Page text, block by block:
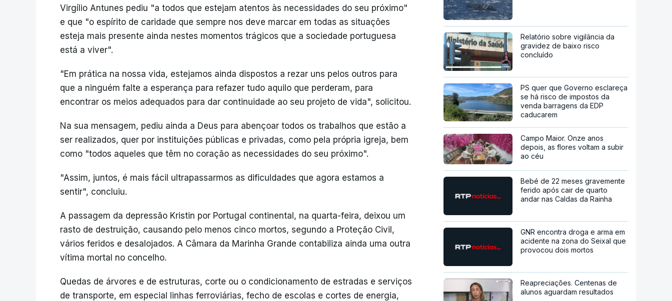
Virgílio Antunes pediu "a todos que estejam atentos às necessidades do seu próximo"
e que "o espírito de caridade que sempre nos deve marcar em todas as situações
esteja mais presente ainda nestes momentos trágicos que a sociedade portuguesa
está a viver".
"Em prática na nossa vida, estejamos ainda dispostos a rezar uns pelos outros para
que a ninguém falte a esperança para refazer tudo aquilo que perderam, para
encontrar os meios adequados para dar continuidade ao seu projeto de vida", solicitou.
Na sua mensagem, pediu ainda a Deus para abençoar todos os trabalhos que estão a
ser realizados, quer por instituições públicas e privadas, como pela própria igreja, bem
como "todos aqueles que têm no coração as necessidades do seu próximo".
"Assim, juntos, é mais fácil ultrapassarmos as dificuldades que agora estamos a
sentir", concluiu.
A passagem da depressão Kristin por Portugal continental, na quarta-feira, deixou um
rasto de destruição, causando pelo menos cinco mortos, segundo a Proteção Civil,
vários feridos e desalojados. A Câmara da Marinha Grande contabiliza ainda uma outra
vítima mortal no concelho.
Quedas de árvores e de estruturas, corte ou o condicionamento de estradas e serviços
de transporte, em especial linhas ferroviárias, fecho de escolas e cortes de energia,
Relatório sobre vigilância da
gravidez de baixo risco
concluído
PS quer que Governo esclareça
se há risco de impostos da
venda barragens da EDP
caducarem
Campo Maior. Onze anos
depois, as flores voltam a subir
ao céu
Bebé de 22 meses gravemente
ferido após cair de quarto
andar nas Caldas da Rainha
GNR encontra droga e arma em
acidente na zona do Seixal que
provocou dois mortos
Reapreciações. Centenas de
alunos aguardam resultados